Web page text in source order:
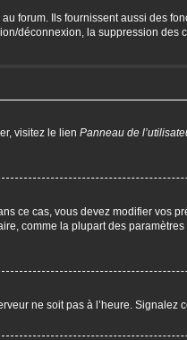
forum. Ils fournissent aussi des
déconnexion, la suppression des
visitez le lien Panneau de
ce cas, vous devez modifier vos
comme la plupart des
ne soit pas à l’heure. Signalez